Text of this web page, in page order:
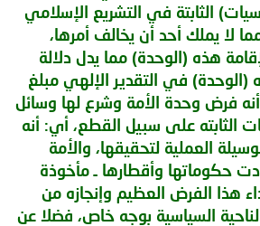
الثابتة في التشريع الإسلامي
لا يملك أحد أن يخالف أمرها،
هذه (الوحدة) مما يدل دلالة
في التقدير الإلهي مبلغ
فرض وحدة الأمة وشرع لها وسائل
الثابته على سبيل القطع، أي: أنه
العملية لتحقيقها، والأمة
حكوماتها وأقطارها ـ مأخوذة
هذا الفرض العظيم وإنجازه من
الناحية السياسية بوجه خاص، فضلا عن